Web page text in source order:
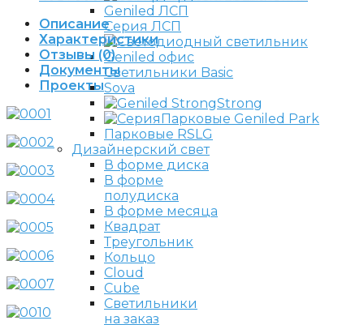
Серия ЛСП
Светильники Basic
Sova
Strong
Парковые Geniled Park
Парковые RSLG
Дизайнерский свет
В форме диска
В форме
полудиска
В форме месяца
Квадрат
Треугольник
Кольцо
Cloud
Cube
Светильники
на заказ
Описание
Характеристики
Отзывы (0)
Документы
Проекты